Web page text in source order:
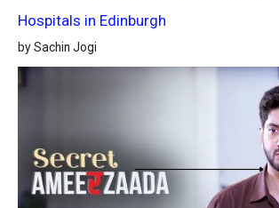
Hospitals in Edinburgh
by Sachin Jogi